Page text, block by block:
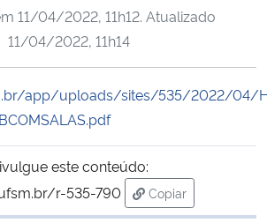
11/04/2022, 11h12. Atualizado
11/04/2022, 11h14
app/uploads/sites/535/2022/04/
este conteúdo:
r-535-790
Copiar
para área de